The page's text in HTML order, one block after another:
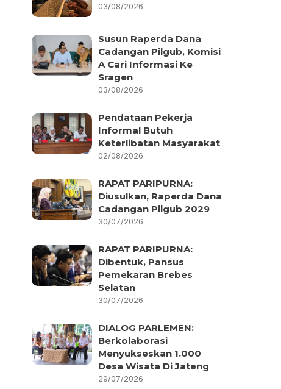
03/08/2026
Susun Raperda Dana
Cadangan Pilgub, Komisi
A Cari Informasi Ke
Sragen
03/08/2026
Pendataan Pekerja
Informal Butuh
Keterlibatan Masyarakat
02/08/2026
RAPAT PARIPURNA:
Diusulkan, Raperda Dana
Cadangan Pilgub 2029
30/07/2026
RAPAT PARIPURNA:
Dibentuk, Pansus
Pemekaran Brebes
Selatan
30/07/2026
DIALOG PARLEMEN:
Berkolaborasi
Menyukseskan 1.000
Desa Wisata Di Jateng
29/07/2026